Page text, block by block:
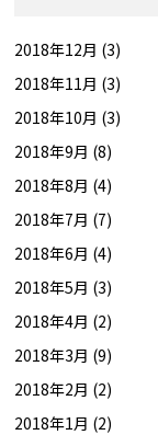
2018年12月 (3)
2018年11月 (3)
2018年10月 (3)
2018年9月 (8)
2018年8月 (4)
2018年7月 (7)
2018年6月 (4)
2018年5月 (3)
2018年4月 (2)
2018年3月 (9)
2018年2月 (2)
2018年1月 (2)